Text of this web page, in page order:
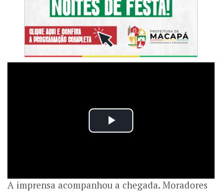
A imprensa acompanhou a chegada. Moradores